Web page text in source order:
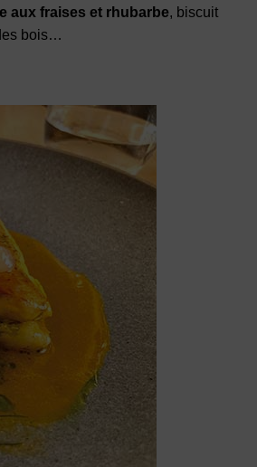
aux fraises et rhubarbe, biscuit
bois…